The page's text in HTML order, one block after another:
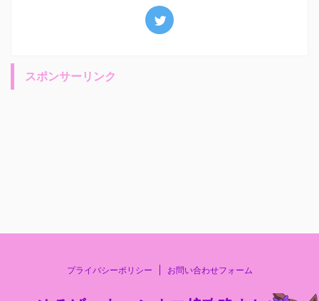
スポンサーリンク
プライバシーポリシー お問い合わせフォーム